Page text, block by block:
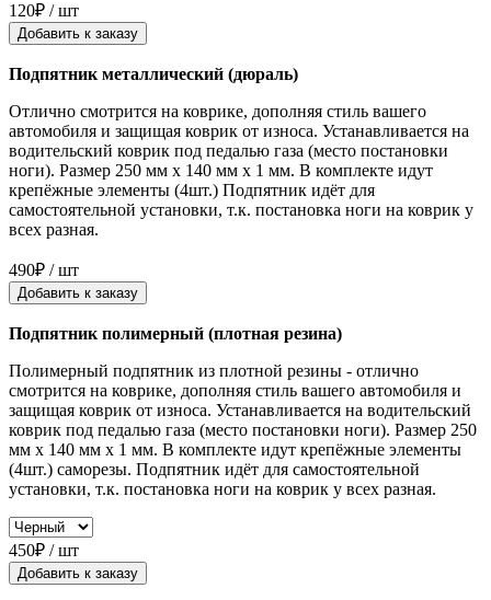
120₽ / шт
Добавить к заказу
Подпятник металлический (дюраль)
Отлично смотрится на коврике, дополняя стиль вашего
автомобиля и защищая коврик от износа. Устанавливается на
водительский коврик под педалью газа (место постановки
ноги). Размер 250 мм x 140 мм x 1 мм. В комплекте идут
крепёжные элементы (4шт.) Подпятник идёт для
самостоятельной установки, т.к. постановка ноги на коврик у
всех разная.
490₽ / шт
Добавить к заказу
Подпятник полимерный (плотная резина)
Полимерный подпятник из плотной резины - отлично
смотрится на коврике, дополняя стиль вашего автомобиля и
защищая коврик от износа. Устанавливается на водительский
коврик под педалью газа (место постановки ноги). Размер 250
мм x 140 мм x 1 мм. В комплекте идут крепёжные элементы
(4шт.) саморезы. Подпятник идёт для самостоятельной
установки, т.к. постановка ноги на коврик у всех разная.
450₽ / шт
Добавить к заказу